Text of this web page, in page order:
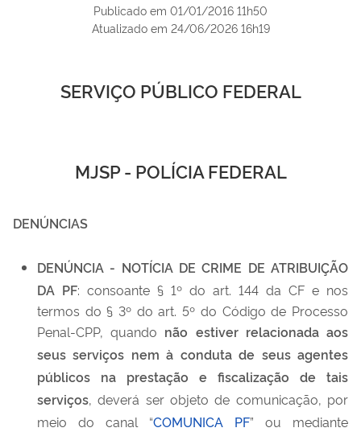
Publicado em 01/01/2016 11h50
Atualizado em 24/06/2026 16h19
SERVIÇO PÚBLICO FEDERAL
MJSP - POLÍCIA FEDERAL
DENÚNCIAS
DENÚNCIA - NOTÍCIA DE CRIME DE ATRIBUIÇÃO
DA PF: consoante § 1º do art. 144 da CF e nos
termos do § 3º do art. 5º do Código de Processo
Penal-CPP, quando não estiver relacionada aos
seus serviços nem à conduta de seus agentes
públicos na prestação e fiscalização de tais
serviços, deverá ser objeto de comunicação, por
meio do canal “COMUNICA PF” ou mediante